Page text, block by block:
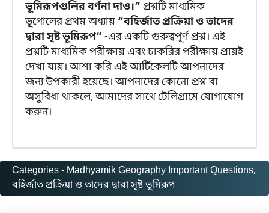
ভূমিরূপগুলির বর্ণনা দাও।” প্রশ্নটি মাধ্যমিক
ভূগোলের প্রথম অধ্যায় “বহির্জাত প্রক্রিয়া ও তাদের
দ্বারা সৃষ্ট ভূমিরূপ“ -এর একটি গুরুত্বপূর্ণ প্রশ্ন। এই
প্রশ্নটি মাধ্যমিক পরীক্ষায় এবং চাকরির পরীক্ষায় প্রায়ই
দেখা যায়। আশা করি এই আর্টিকেলটি আপনাদের
জন্য উপকারী হয়েছে। আপনাদের কোনো প্রশ্ন বা
অসুবিধা থাকলে, আমাদের সাথে টেলিগ্রামে যোগাযোগ
করুন।
Categories - Madhyamik Geography Important Questions
বহির্জাত প্রক্রিয়া ও তাদের দ্বারা সৃষ্ট ভূমিরূপ